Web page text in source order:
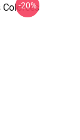
Colorées
-20%